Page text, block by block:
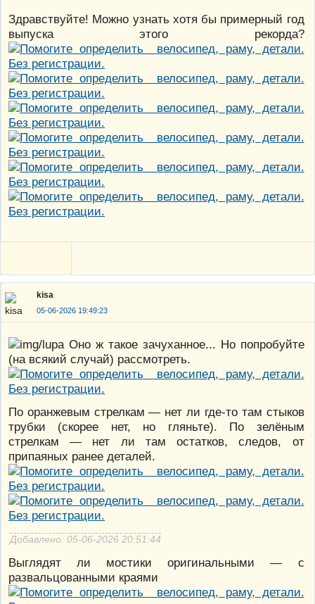
Здравствуйте! Можно узнать хотя бы примерный год
выпуска этого рекорда?
kisa
05-06-2026 19:49:23
Оно ж такое зачуханное... Но попробуйте
(на всякий случай) рассмотреть.
По оранжевым стрелкам — нет ли где-то там стыков
трубки (скорее нет, но гляньте). По зелёным
стрелкам — нет ли там остатков, следов, от
припаяных ранее деталей.
Добавлено: 05-06-2026 20:51:44
Выглядят ли мостики оригинальными — с
развальцованными краями